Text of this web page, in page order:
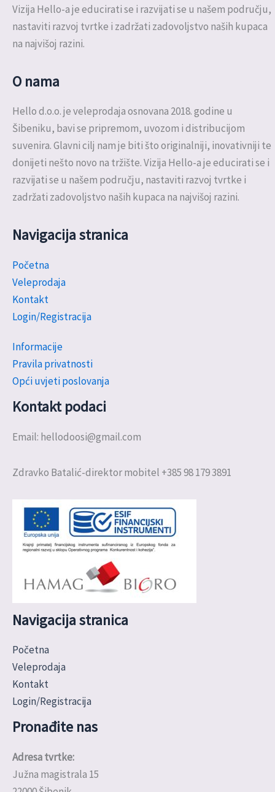
Vizija Hello-a je educirati se i razvijati se u našem području,
nastaviti razvoj tvrtke i zadržati zadovoljstvo naših kupaca
na najvišoj razini.
O nama
Hello d.o.o. je veleprodaja osnovana 2018. godine u
Šibeniku, bavi se pripremom, uvozom i distribucijom
suvenira. Glavni cilj nam je biti što originalniji, inovativniji te
donijeti nešto novo na tržište. Vizija Hello-a je educirati se i
razvijati se u našem području, nastaviti razvoj tvrtke i
zadržati zadovoljstvo naših kupaca na najvišoj razini.
Navigacija stranica
Početna
Veleprodaja
Kontakt
Login/Registracija
Informacije
Pravila privatnosti
Opći uvjeti poslovanja
Kontakt podaci
Email: hellodoosi@gmail.com
Zdravko Batalić-direktor mobitel +385 98 179 3891
Navigacija stranica
Početna
Veleprodaja
Kontakt
Login/Registracija
Pronađite nas
Adresa tvrtke:
Južna magistrala 15